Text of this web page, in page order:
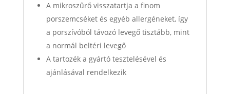
A mikroszűrő visszatartja a finom
porszemcséket és egyéb allergéneket, így
a porszívóból távozó levegő tisztább, mint
a normál beltéri levegő
A tartozék a gyártó tesztelésével és
ajánlásával rendelkezik